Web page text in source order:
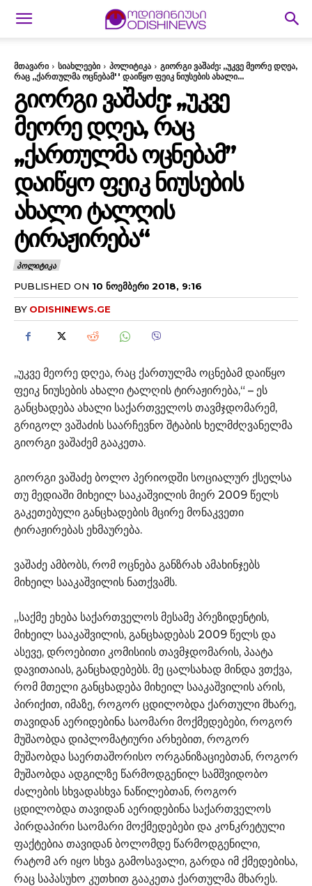
მთავარი სიახლეები პოლიტიკა
გიორგი ვაშაძე: ,,უკვე მეორე დღეა,
რაც ,,ქართულმა ოცნებამ'' დაიწყო ფეიკ ნიუსების ახალი...
ᲒᲘᲝᲠᲒᲘ ᲕᲐᲨᲐᲫᲔ: ,,ᲣᲙᲕᲔ
ᲛᲔᲝᲠᲔ ᲓᲦᲔᲐ, ᲠᲐᲪ
,,ᲥᲐᲠᲗᲣᲚᲛᲐ ᲝᲪᲜᲔᲑᲐᲛ”
ᲓᲐᲘᲬᲧᲝ ᲤᲔᲘᲙ ᲜᲘᲣᲡᲔᲑᲘᲡ
ᲐᲮᲐᲚᲘ ᲢᲐᲚᲦᲘᲡ
ᲢᲘᲠᲐᲟᲘᲠᲔᲑᲐ“
ᲞᲝᲚᲘᲢᲘᲙᲐ
PUBLISHED ON 10 ᲜᲝᲔᲛᲑᲔᲠᲘ 2018, 9:16
BY ODISHINEWS.GE
,,უკვე მეორე დღეა, რაც ქართულმა ოცნებამ დაიწყო
ფეიკ ნიუსების ახალი ტალღის ტირაჟირება,“ – ეს
განცხადება ახალი საქართველოს თავმჯდომარემ,
გრიგოლ ვაშაძის საარჩევნო შტაბის ხელმძღვანელმა
გიორგი ვაშაძემ გააკეთა.
გიორგი ვაშაძე ბოლო პერიოდში სოციალურ ქსელსა
თუ მედიაში მიხეილ სააკაშვილის მიერ 2009 წელს
გაკეთებული განცხადების მცირე მონაკვეთი
ტირაჟირებას ეხმაურება.
ვაშაძე ამბობს, რომ ოცნება განზრახ ამახინჯებს
მიხეილ სააკაშვილის ნათქვამს.
„საქმე ეხება საქართველოს მესამე პრეზიდენტის,
მიხეილ სააკაშვილის, განცხადებას 2009 წელს და
ასევე, დროებითი კომისიის თავმჯდომარის, პაატა
დავითაიას, განცხადებებს. მე ცალსახად მინდა ვთქვა,
რომ მთელი განცხადება მიხეილ სააკაშვილის არის,
პირიქით, იმაზე, როგორ ცდილობდა ქართული მხარე,
თავიდან აერიდებინა საომარი მოქმედებები, როგორ
მუშაობდა დიპლომატიური არხებით, როგორ
მუშაობდა საერთაშორისო ორგანიზაციებთან, როგორ
მუშაობდა ადგილზე წარმოდგენილ სამშვიდობო
ძალების სხვადასხვა ნაწილებთან, როგორ
ცდილობდა თავიდან აერიდებინა საქართველოს
პირდაპირი საომარი მოქმედებები და კონკრეტული
ფაქტებია თავიდან ბოლომდე წარმოდგენილი,
რატომ არ იყო სხვა გამოსავალი, გარდა იმ ქმედებისა,
რაც საპასუხო კუთხით გააკეთა ქართულმა მხარეს.